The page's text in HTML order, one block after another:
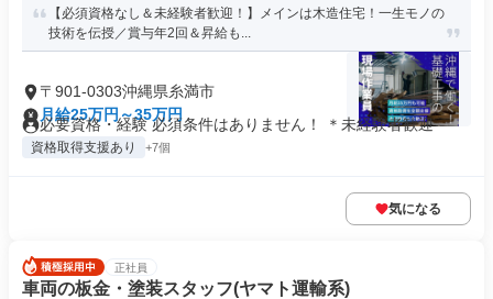
【必須資格なし＆未経験者歓迎！】メインは木造住宅！一生モノの
技術を伝授／賞与年2回＆昇給も...
〒901-0303沖縄県糸満市
月給25万円～35万円
必要資格・経験 必須条件はありません！ ＊未経験者歓迎
資格取得支援あり +7個
気になる
正社員
車両の板金・塗装スタッフ(ヤマト運輸系)